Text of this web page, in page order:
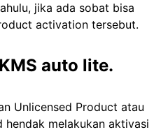
jika ada sobat bisa
activation tersebut.
auto lite.
Unlicensed Product atau
melakukan aktivasi